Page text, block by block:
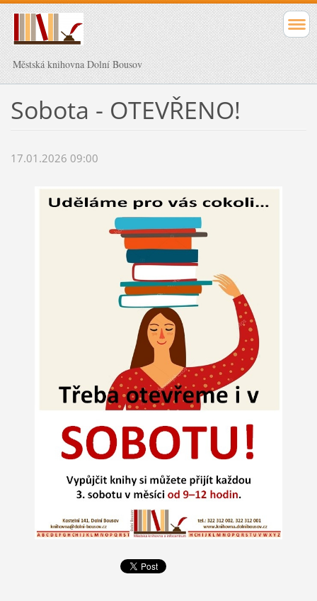
Městská knihovna Dolní Bousov
Sobota - OTEVŘENO!
17.01.2026 09:00